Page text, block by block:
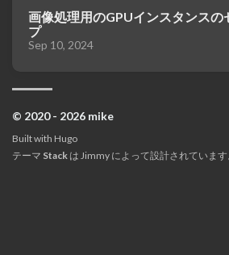
画像処理用のGPUインスタンスの
プ
Sep 10, 2024
© 2020 - 2026 mike
Built with Hugo
テーマ Stack は Jimmy によって設計されています